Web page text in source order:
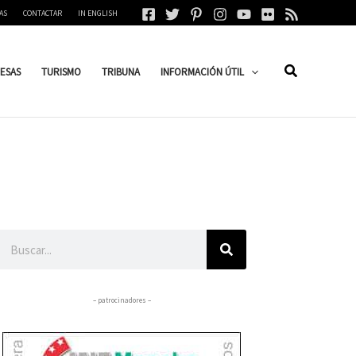
CONTACTAR IN ENGLISH
TURISMO TRIBUNA INFORMACIÓN ÚTIL
– patrocinadores –